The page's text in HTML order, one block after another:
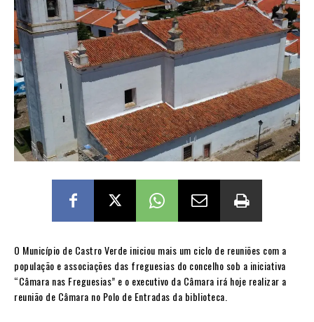
O Município de Castro Verde iniciou mais um ciclo de reuniões com a
população e associações das freguesias do concelho sob a iniciativa
“Câmara nas Freguesias” e o executivo da Câmara irá hoje realizar a
reunião de Câmara no Polo de Entradas da biblioteca.